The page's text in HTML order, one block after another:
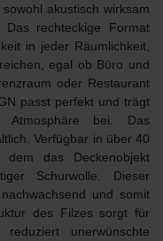
akustisch wirksam
rechteckige Format
in jeder Räumlichkeit,
egal ob Büro und
oder Restaurant
passt perfekt und trägt
Atmosphäre bei. Das
Verfügbar in über 40
dem das Deckenobjekt
Schurwolle. Dieser
und somit
des Filzes sorgt für
unerwünschte